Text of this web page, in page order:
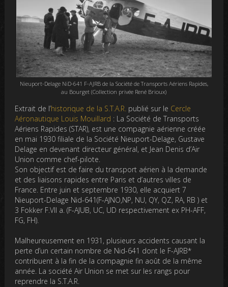
Nieuport-Delage NiD-641 F-AJRB de la Société de Transports Aériens Rapides,
au Bourget (Collection privée René Brioux)
Extrait de l’historique de la S.T.A.R. publié sur le Cercle
Aéronautique Louis Mouillard : La Société de Transports
Aériens Rapides (STAR), est une compagnie aérienne créée
en mai 1930 filiale de la Société Nieuport-Delage, Gustave
Delage en devenant directeur général, et Jean Denis d’Air
Union comme chef-pilote.
Son objectif est de faire du transport aérien à la demande
et des liaisons rapides entre Paris et d’autres villes de
France. Entre juin et septembre 1930, elle acquiert 7
Nieuport-Delage Nid-641(F-AJNO,NP, NU, QY, QZ, RA, RB ) et
3 Fokker F.VII a. (F-AJUB, UC, UD respectivement ex PH-AFF,
FG, FH).
Malheureusement en 1931, plusieurs accidents causant la
perte d’un certain nombre de Nid-641 dont le F-AJRB*
contribuent à la fin de la compagnie fin août de la même
année. La société Air Union se met sur les rangs pour
reprendre la S.T.A.R.